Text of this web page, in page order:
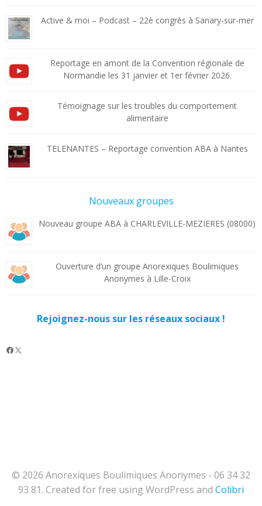
Active & moi – Podcast – 22è congrès à Sanary-sur-mer
Reportage en amont de la Convention régionale de
Normandie les 31 janvier et 1er février 2026.
Témoignage sur les troubles du comportement
alimentaire
TELENANTES – Reportage convention ABA à Nantes
Nouveaux groupes
Nouveau groupe ABA à CHARLEVILLE-MEZIERES (08000)
Ouverture d’un groupe Anorexiques Boulimiques
Anonymes à Lille-Croix
Rejoignez-nous sur les réseaux sociaux !
Facebook X
© 2026 Anorexiques Boulimiques Anonymes - 06 34 32
93 81. Created for free using WordPress and Colibri